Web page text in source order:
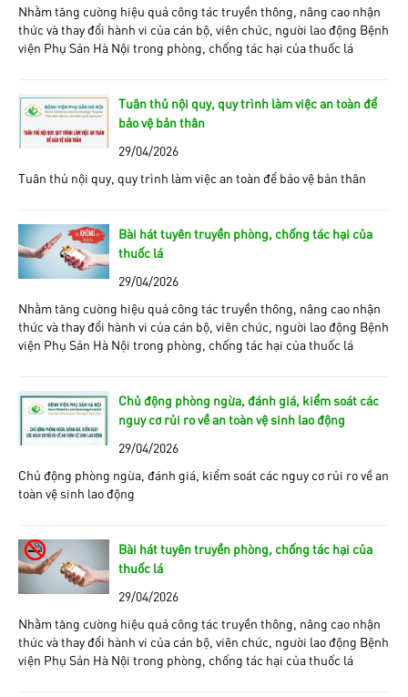
Nhằm tăng cường hiệu quả công tác truyền thông, nâng cao nhận
thức và thay đổi hành vi của cán bộ, viên chức, người lao động Bệnh
viện Phụ Sản Hà Nội trong phòng, chống tác hại của thuốc lá
Tuân thủ nội quy, quy trình làm việc an toàn để
bảo vệ bản thân
29/04/2026
Tuân thủ nội quy, quy trình làm việc an toàn để bảo vệ bản thân
Bài hát tuyên truyền phòng, chống tác hại của
thuốc lá
29/04/2026
Nhằm tăng cường hiệu quả công tác truyền thông, nâng cao nhận
thức và thay đổi hành vi của cán bộ, viên chức, người lao động Bệnh
viện Phụ Sản Hà Nội trong phòng, chống tác hại của thuốc lá
Chủ động phòng ngừa, đánh giá, kiểm soát các
nguy cơ rủi ro về an toàn vệ sinh lao động
29/04/2026
Chủ động phòng ngừa, đánh giá, kiểm soát các nguy cơ rủi ro về an
toàn vệ sinh lao động
Bài hát tuyên truyền phòng, chống tác hại của
thuốc lá
29/04/2026
Nhằm tăng cường hiệu quả công tác truyền thông, nâng cao nhận
thức và thay đổi hành vi của cán bộ, viên chức, người lao động Bệnh
viện Phụ Sản Hà Nội trong phòng, chống tác hại của thuốc lá